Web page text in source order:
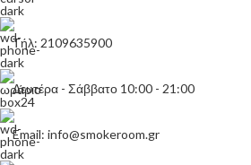
Τήλ: 2109635900
Δευτέρα - Σάββατο 10:00 - 21:00
Email: info@smokeroom.gr